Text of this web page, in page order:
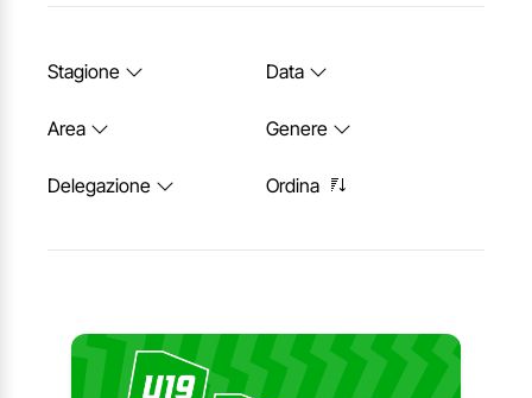
Stagione Data
Area Genere
Delegazione Ordina